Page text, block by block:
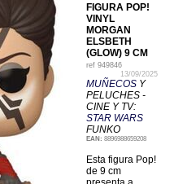
FIGURA POP!
VINYL
MORGAN
ELSBETH
(GLOW) 9 CM
ref 949846
13/09/2025
MUÑECOS Y
PELUCHES -
CINE Y TV:
STAR WARS
FUNKO
EAN: 8896988659208
Esta figura Pop!
de 9 cm